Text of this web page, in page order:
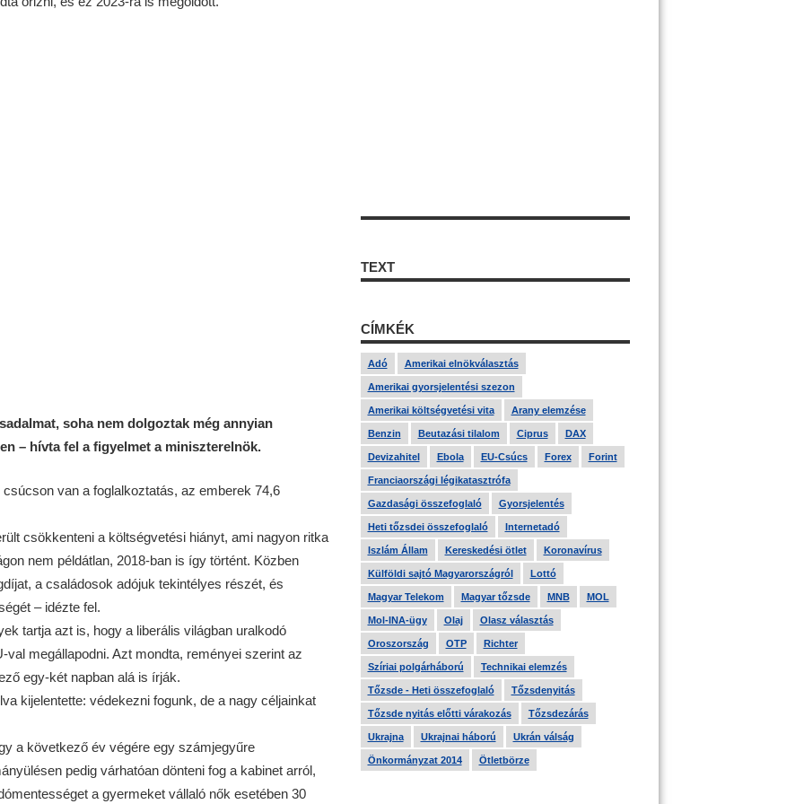
soha nem dolgoztak még annyian
– hívta fel a figyelmet a miniszterelnök.
van a foglalkoztatás, az emberek 74,6
csökkenteni a költségvetési hiányt, ami nagyon ritka
nem példátlan, 2018-ban is így történt. Közben
a családosok adójuk tekintélyes részét, és
– idézte fel.
tartja azt is, hogy a liberális világban uralkodó
val megállapodni. Azt mondta, reményei szerint az
egy-két napban alá is írják.
kijelentette: védekezni fogunk, de a nagy céljainkat
a következő év végére egy számjegyűre
pedig várhatóan dönteni fog a kabinet arról,
a gyermeket vállaló nők esetében 30
TEXT
CÍMKÉK
Adó Amerikai elnökválasztás
Amerikai gyorsjelentési szezon
Amerikai költségvetési vita Arany elemzése
Benzin Beutazási tilalom Ciprus DAX
Devizahitel Ebola EU-Csúcs Forex Forint
Franciaországi légikatasztrófa
Gazdasági összefoglaló Gyorsjelentés
Heti tőzsdei összefoglaló Internetadó
Iszlám Állam Kereskedési ötlet Koronavírus
Külföldi sajtó Magyarországról Lottó
Magyar Telekom Magyar tőzsde MNB MOL
Mol-INA-ügy Olaj Olasz választás
Oroszország OTP Richter
Szíriai polgárháború Technikai elemzés
Tőzsde - Heti összefoglaló Tőzsdenyitás
Tőzsde nyitás előtti várakozás Tőzsdezárás
Ukrajna Ukrajnai háború Ukrán válság
Önkormányzat 2014 Ötletbörze